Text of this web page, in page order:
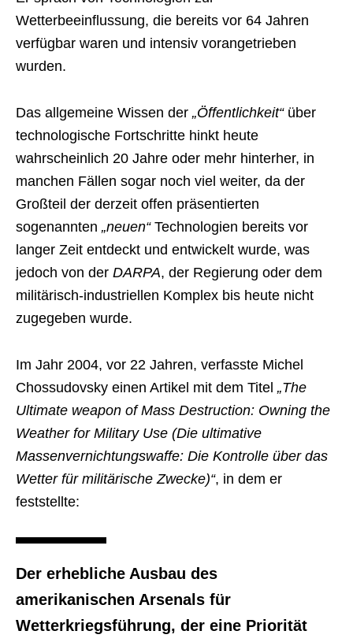
Wetterbeeinflussung, die bereits vor 64 Jahren
verfügbar waren und intensiv vorangetrieben
wurden.
Das allgemeine Wissen der „Öffentlichkeit“über
technologische Fortschritte hinkt heute
wahrscheinlich 20 Jahre oder mehr hinterher, in
manchen Fällen sogar noch viel weiter, da der
Großteil der derzeit offen präsentierten
sogenannten „neuen“Technologien bereits vor
langer Zeit entdeckt und entwickelt wurde, was
jedoch von der DARPA, der Regierung oder dem
militärisch-industriellen Komplex bis heute nicht
zugegeben wurde.
Im Jahr 2004, vor 22 Jahren, verfasste Michel
Chossudovsky einen Artikel mit dem Titel „The
Ultimate weapon of Mass Destruction: Owning the
Weather for Military Use (Die ultimative
Massenvernichtungswaffe: Die Kontrolle über das
Wetter für militärische Zwecke)“, in dem er
feststellte:
Der erhebliche Ausbau des
amerikanischen Arsenals für
Wetterkriegsführung, der eine Priorität